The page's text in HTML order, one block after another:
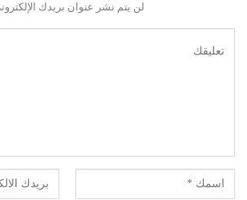
لن يتم نشر عنوان بريدك